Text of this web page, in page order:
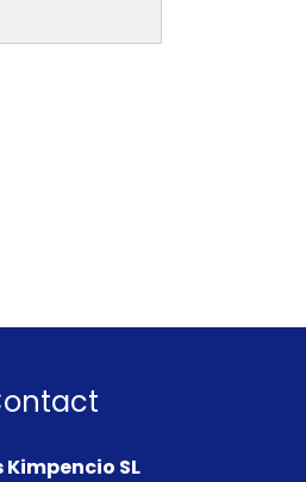
Kimpencio SL